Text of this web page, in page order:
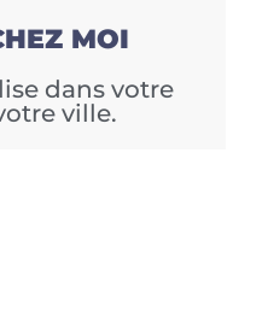
MOI
dans votre
ville.